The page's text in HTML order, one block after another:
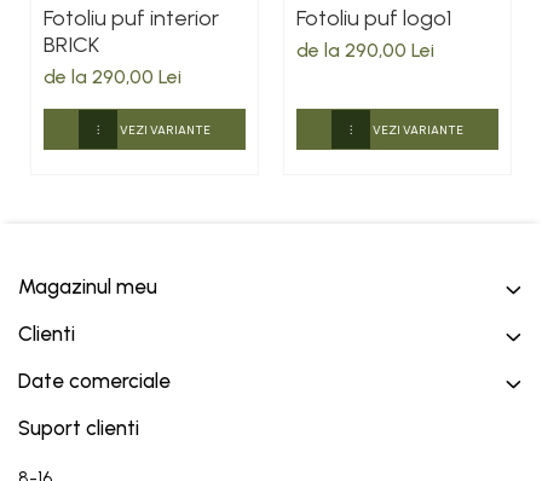
Fotoliu puf interior
BRICK
de la 290,00 Lei
VEZI VARIANTE
Fotoliu puf logo1
de la 290,00 Lei
VEZI VARIANTE
Magazinul meu
Clienti
Date comerciale
Suport clienti